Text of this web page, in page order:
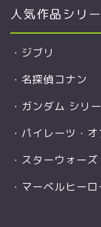
人気作品シリ
・ ジブリ
・ 名探偵コナン
・ ガンダム シリ
・ パイレーツ・
・ スターウォーズ
・ マーベルヒーロ